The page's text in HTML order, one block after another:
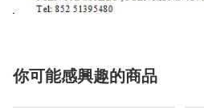
你可能感興趣的商品